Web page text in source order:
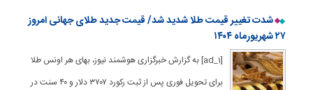
شدت تغییر قیمت طلا شدید شد/ قیمت جدید طلای جهانی امروز
۲۷ شهریورماه ۱۴۰۴
[ad_1] به گزارش خبرگزاری هوشمند نیوز، بهای هر اونس طلا
برای تحویل فوری پس از ثبت رکورد ۳۷۰۷ دلار و ۴۰ سنت در